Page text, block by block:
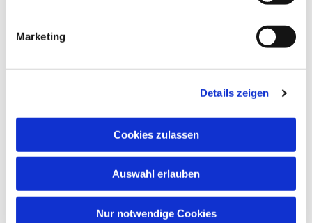
Marketing
Details zeigen
Cookies zulassen
Auswahl erlauben
Nur notwendige Cookies